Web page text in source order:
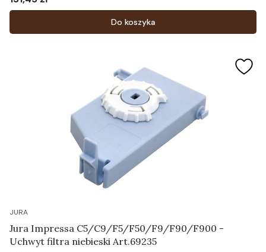
Cena
Do koszyka
JURA
Jura Impressa C5/C9/F5/F50/F9/F90/F900 -
Uchwyt filtra niebieski Art.69235